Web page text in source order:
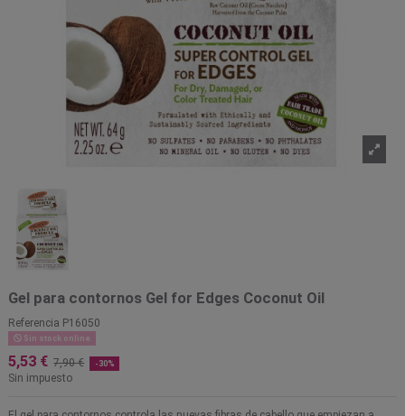
Gel para contornos Gel for Edges Coconut Oil
Referencia P16050
Sin stock online
5,53 € 7,90 € -30%
Sin impuesto